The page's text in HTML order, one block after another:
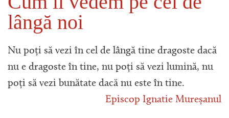
lângă noi
Nu poți să vezi în cel de lângă tine dragoste dacă
nu e dragoste în tine, nu poți să vezi lumină, nu
poți să vezi bunătate dacă nu este în tine.
Episcop Ignatie Mureșanul